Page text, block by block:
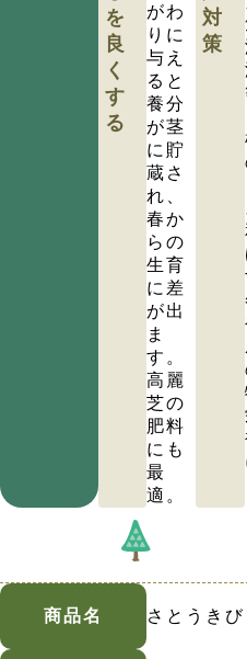
を
良
く
す
る
がわ
りに
与え
ると
養分
が茎
に貯
蔵さ
れ、
春か
らの
生育
に差
が出
ま
す。
高麗
芝の
肥料
にも
最
適。
対
策
商品名 さとうき